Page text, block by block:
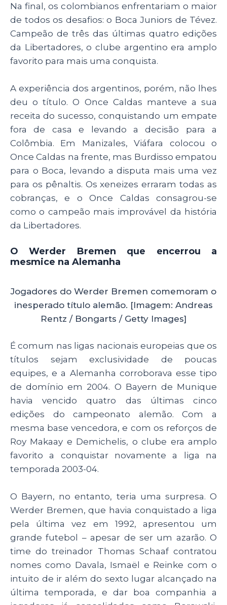
Na final, os colombianos enfrentariam o maior
de todos os desafios: o Boca Juniors de Tévez.
Campeão de três das últimas quatro edições
da Libertadores, o clube argentino era amplo
favorito para mais uma conquista.
A experiência dos argentinos, porém, não lhes
deu o título. O Once Caldas manteve a sua
receita do sucesso, conquistando um empate
fora de casa e levando a decisão para a
Colômbia. Em Manizales, Viáfara colocou o
Once Caldas na frente, mas Burdisso empatou
para o Boca, levando a disputa mais uma vez
para os pênaltis. Os xeneizes erraram todas as
cobranças, e o Once Caldas consagrou-se
como o campeão mais improvável da história
da Libertadores.
O Werder Bremen que encerrou a
mesmice na Alemanha
Jogadores do Werder Bremen comemoram o
inesperado título alemão. [Imagem: Andreas
Rentz / Bongarts / Getty Images]
É comum nas ligas nacionais europeias que os
títulos sejam exclusividade de poucas
equipes, e a Alemanha corroborava esse tipo
de domínio em 2004. O Bayern de Munique
havia vencido quatro das últimas cinco
edições do campeonato alemão. Com a
mesma base vencedora, e com os reforços de
Roy Makaay e Demichelis, o clube era amplo
favorito a conquistar novamente a liga na
temporada 2003-04.
O Bayern, no entanto, teria uma surpresa. O
Werder Bremen, que havia conquistado a liga
pela última vez em 1992, apresentou um
grande futebol – apesar de ser um azarão. O
time do treinador Thomas Schaaf contratou
nomes como Davala, Ismaël e Reinke com o
intuito de ir além do sexto lugar alcançado na
última temporada, e dar boa companhia a